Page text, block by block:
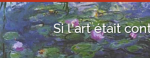
Si l'art était